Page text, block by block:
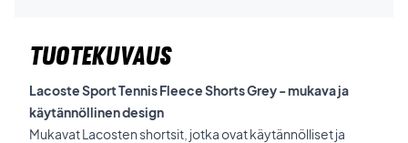
TUOTEKUVAUS
Lacoste Sport Tennis Fleece Shorts Grey - mukava ja
käytännöllinen design
Mukavat Lacosten shortsit, jotka ovat käytännölliset ja